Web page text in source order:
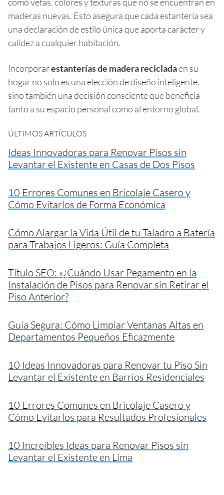
maderas nuevas. Esto asegura que cada estantería sea
una declaración de estilo única que aporta carácter y
calidez a cualquier habitación.
Incorporarestanterías de madera recicladaen su
hogar no solo es una elección de diseño inteligente,
sino también una decisión consciente que beneficia
tanto a su espacio personal como al entorno global.
ÚLTIMOS ARTÍCULOS
Ideas Innovadoras para Renovar Pisos sin
Levantar el Existente en Casas de Dos Pisos
10 Errores Comunes en Bricolaje Casero y
Cómo Evitarlos de Forma Económica
Cómo Alargar la Vida Útil de tu Taladro a Batería
para Trabajos Ligeros: Guía Completa
Título SEO: «¿Cuándo Usar Pegamento en la
Instalación de Pisos para Renovar sin Retirar el
Piso Anterior?
Guía Segura: Cómo Limpiar Ventanas Altas en
Departamentos Pequeños Eficazmente
10 Ideas Innovadoras para Renovar tu Piso Sin
Levantar el Existente en Barrios Residenciales
10 Errores Comunes en Bricolaje Casero y
Cómo Evitarlos para Resultados Profesionales
10 Increíbles Ideas para Renovar Pisos sin
Levantar el Existente en Lima